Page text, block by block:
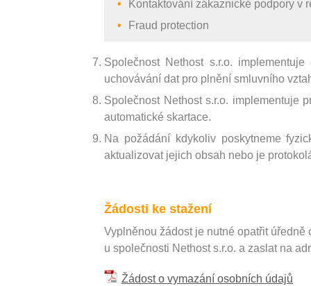
Kontaktování zákaznické podpory v
Fraud protection
Společnost Nethost s.r.o.
uchovávání dat pro plnění smluvního
Společnost Nethost s.r.o. implementuje
automatické skartace.
Na požádání kdykoliv poskytneme
aktualizovat jejich obsah nebo je
Žádosti ke stažení
Vyplněnou žádost je nutné opatřit
u společnosti Nethost s.r.o. a zaslat na
Žádost o vymazání osobních údajů